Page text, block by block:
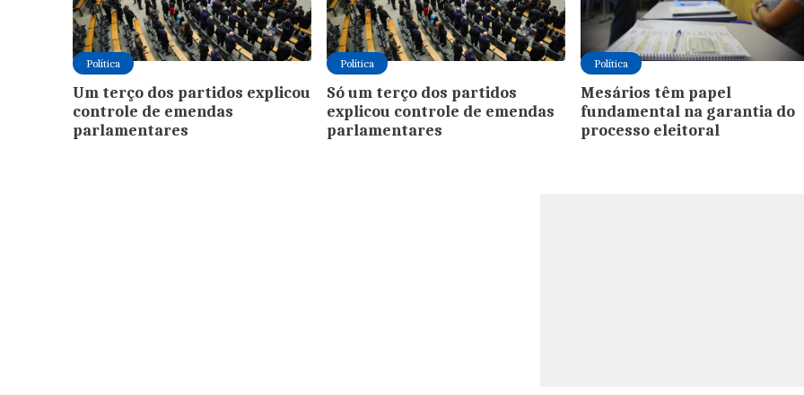
Política
Um terço dos partidos explicou
controle de emendas
parlamentares
Política
Só um terço dos partidos
explicou controle de emendas
parlamentares
Política
Mesários têm papel
fundamental na garantia do
processo eleitoral